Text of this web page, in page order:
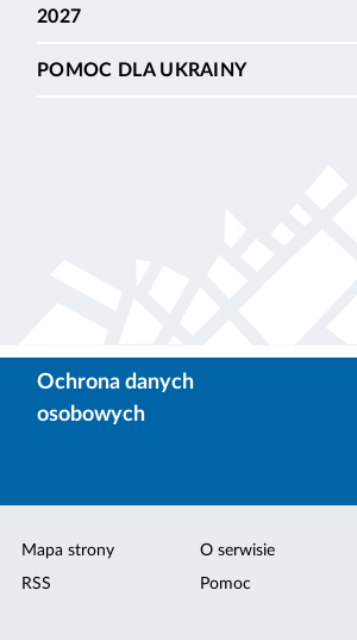
2027
POMOC DLA UKRAINY
Ochrona danych
osobowych
Mapa strony
RSS
O serwisie
Pomoc